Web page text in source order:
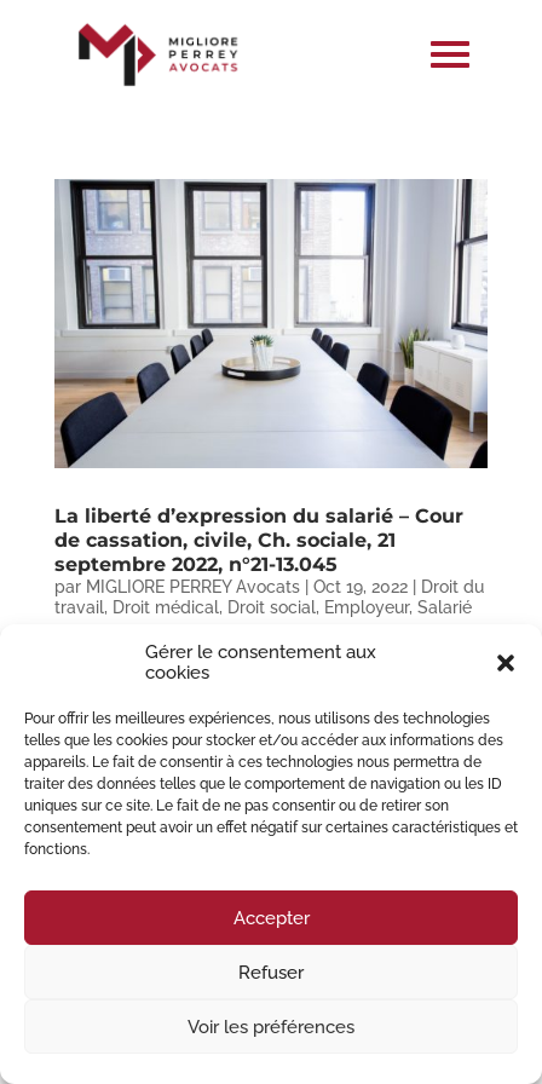
Gérer le consentement aux
cookies
Pour offrir les meilleures expériences, nous utilisons des technologies
telles que les cookies pour stocker et/ou accéder aux informations des
appareils. Le fait de consentir à ces technologies nous permettra de
traiter des données telles que le comportement de navigation ou les ID
uniques sur ce site. Le fait de ne pas consentir ou de retirer son
consentement peut avoir un effet négatif sur certaines caractéristiques et
fonctions.
Accepter
Refuser
Voir les préférences
La liberté d’expression du salarié – Cour
de cassation, civile, Ch. sociale, 21
septembre 2022, n°21-13.045
par MIGLIORE PERREY Avocats| Oct 19, 2022|
Droit du
travail, Droit médical, Droit social, Employeur, Salarié
Le salarié reste un citoyen, avec les limites, les droits et les obligations du
statut. La liberté d’expression est notamment évoquée à l’article 10 de la
fondamentales en ces termes :...
© 2023 Migliore Perrey Avocats – Tous droits réservés IMention Légales